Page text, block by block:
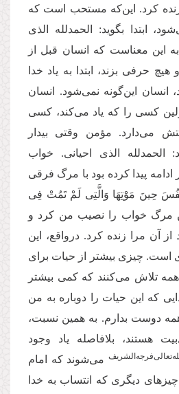
زنده کرد. این‌که مستحب است که
ابتدا بگوید: الحمدلله الذی
به این معناست که انسان قبل از
حرفی بزند، ابتدا به یاد خدا
انسان این‌گونه نمی‌شود. انسان
کسی را که یاد می‌کند، کسی
می‌دارد. مؤمن وقتی بیدار
الحمدلله الذی احیانی. خواب
پیدا کرده بود با مرگ فرقی
حِینَ مَوْتِهَا وَالَّتِی لَمْ تَمُتْ فِی
مرگ خواب را نصیب من کرد و
آن مرا زنده کرد. درواقع،‌ این
است. چیزی بیشتر از حیات برای
همه تلاش می‌کنند که کمی بیشتر
که این حیات را دوباره به من
همه دوست بدارم. به همین نسبت،
هستند، بلافاصله یاد وجود
می‌شوند که امام
دیگری که انتساب به خدا